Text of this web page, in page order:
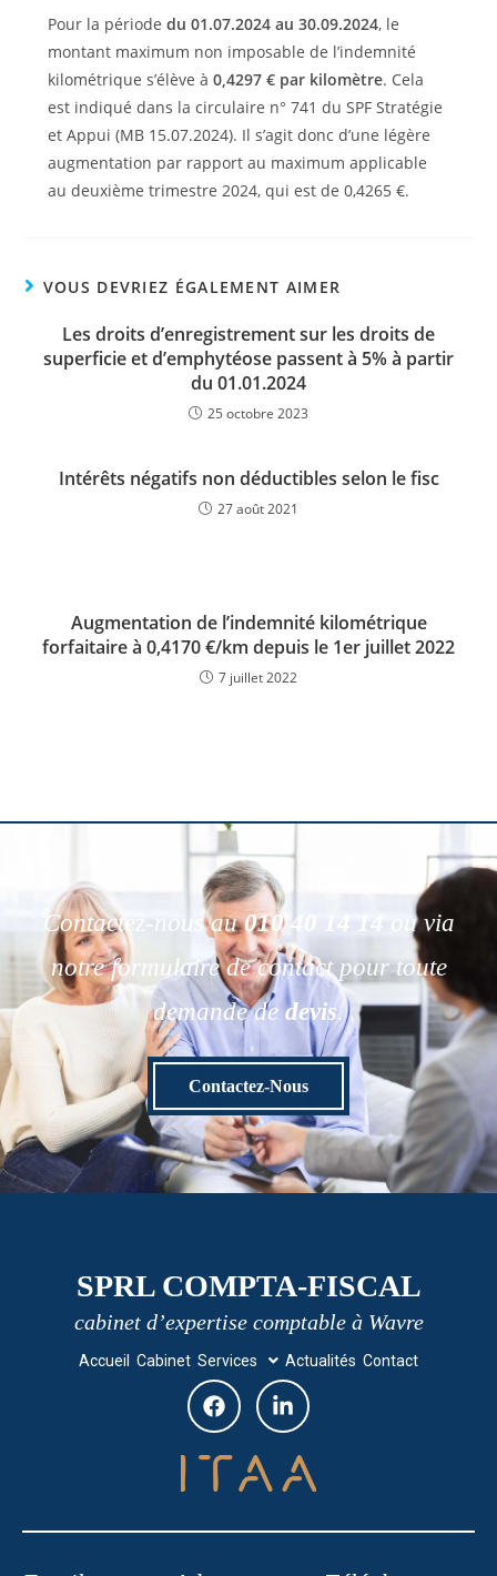
Pour la période du 01.07.2024 au 30.09.2024, le
montant maximum non imposable de l’indemnité
kilométrique s’élève à 0,4297 € par kilomètre. Cela
est indiqué dans la circulaire n° 741 du SPF Stratégie
et Appui (MB 15.07.2024). Il s’agit donc d’une légère
augmentation par rapport au maximum applicable
au deuxième trimestre 2024, qui est de 0,4265 €.
VOUS DEVRIEZ ÉGALEMENT AIMER
Les droits d’enregistrement sur les droits de
superficie et d’emphytéose passent à 5% à partir
du 01.01.2024
25 octobre 2023
Intérêts négatifs non déductibles selon le fisc
27 août 2021
Augmentation de l’indemnité kilométrique
forfaitaire à 0,4170 €/km depuis le 1er juillet 2022
7 juillet 2022
Contactez-nous au010 40 14 14
ou via
notre formulaire de contact pour toute
demande de devis.
Contactez-Nous
SPRL COMPTA-FISCAL
cabinet d’expertise comptable à Wavre
Accueil Cabinet Services Actualités Contact